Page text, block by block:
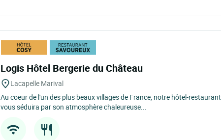
Logis Hôtel Bergerie du Château
Lacapelle Marival
Au coeur de l'un des plus beaux villages de France, notre hôtel-restaurant
vous séduira par son atmosphère chaleureuse...